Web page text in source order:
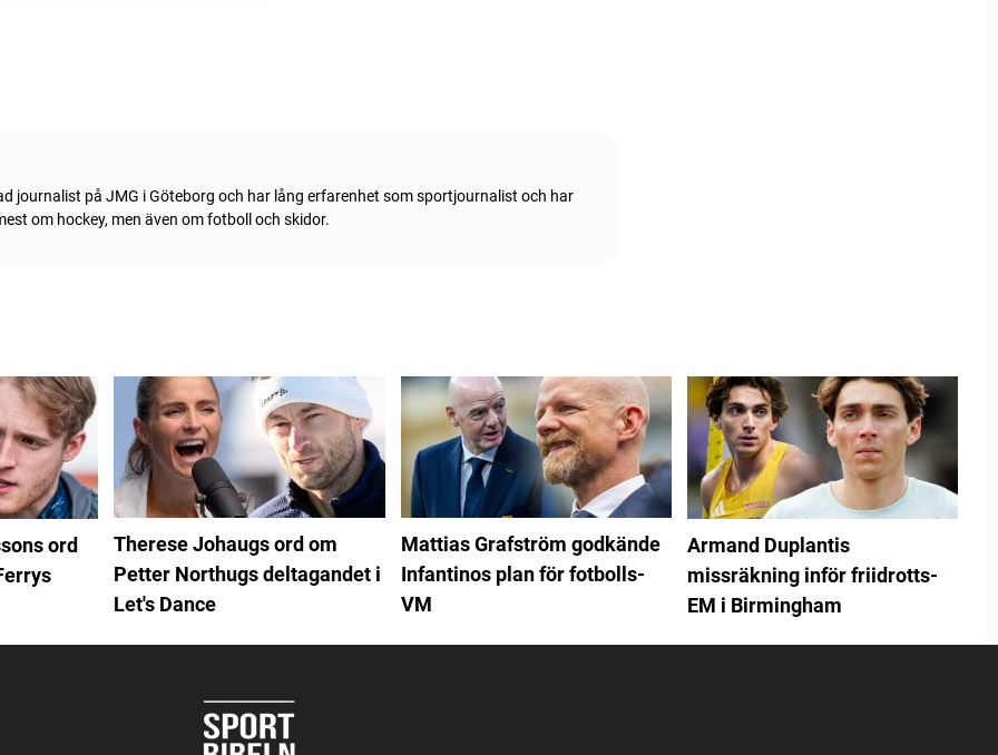
journalist på JMG i Göteborg och har lång erfarenhet som sportjournalist och har
om hockey, men även om fotboll och skidor.
ord
Therese Johaugs ord om
Petter Northugs deltagandet i
Let's Dance
Mattias Grafström godkände
Infantinos plan för fotbolls-
VM
Armand Duplantis
missräkning inför friidrotts-
EM i Birmingham